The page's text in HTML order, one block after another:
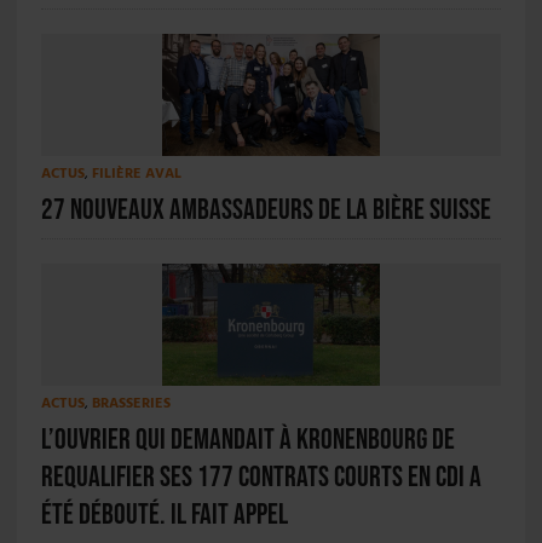
ACTUS, FILIÈRE AVAL
27 nouveaux ambassadeurs de la bière suisse
ACTUS, BRASSERIES
L’ouvrier qui demandait à Kronenbourg de
requalifier ses 177 contrats courts en CDI a
été débouté. Il fait appel